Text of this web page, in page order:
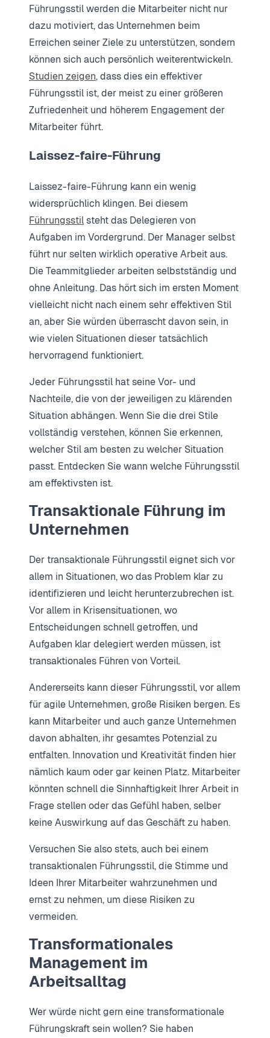
Führungsstil werden die Mitarbeiter nicht nur
dazu motiviert, das Unternehmen beim
Erreichen seiner Ziele zu unterstützen, sondern
können sich auch persönlich weiterentwickeln.
Studien zeigen, dass dies ein effektiver
Führungsstil ist, der meist zu einer größeren
Zufriedenheit und höherem Engagement der
Mitarbeiter führt.
Laissez-faire-Führung
Laissez-faire-Führung kann ein wenig
widersprüchlich klingen. Bei diesem
Führungsstilsteht das Delegieren von
Aufgaben im Vordergrund. Der Manager selbst
führt nur selten wirklich operative Arbeit aus.
Die Teammitglieder arbeiten selbstständig und
ohne Anleitung. Das hört sich im ersten Moment
vielleicht nicht nach einem sehr effektiven Stil
an, aber Sie würden überrascht davon sein, in
wie vielen Situationen dieser tatsächlich
hervorragend funktioniert.
Jeder Führungsstil hat seine Vor- und
Nachteile, die von der jeweiligen zu klärenden
Situation abhängen. Wenn Sie die drei Stile
vollständig verstehen, können Sie erkennen,
welcher Stil am besten zu welcher Situation
passt. Entdecken Sie wann welche Führungsstil
am effektivsten ist.
Transaktionale Führung im
Unternehmen
Der transaktionale Führungsstil eignet sich vor
allem in Situationen, wo das Problem klar zu
identifizieren und leicht herunterzubrechen ist.
Vor allem in Krisensituationen, wo
Entscheidungen schnell getroffen, und
Aufgaben klar delegiert werden müssen, ist
transaktionales Führen von Vorteil.
Andererseits kann dieser Führungsstil, vor allem
für agile Unternehmen, große Risiken bergen. Es
kann Mitarbeiter und auch ganze Unternehmen
davon abhalten, ihr gesamtes Potenzial zu
entfalten. Innovation und Kreativität finden hier
nämlich kaum oder gar keinen Platz. Mitarbeiter
könnten schnell die Sinnhaftigkeit Ihrer Arbeit in
Frage stellen oder das Gefühl haben, selber
keine Auswirkung auf das Geschäft zu haben.
Versuchen Sie also stets, auch bei einem
transaktionalen Führungsstil, die Stimme und
Ideen Ihrer Mitarbeiter wahrzunehmen und
ernst zu nehmen, um diese Risiken zu
vermeiden.
Transformationales
Management im
Arbeitsalltag
Wer würde nicht gern eine transformationale
Führungskraft sein wollen? Sie haben